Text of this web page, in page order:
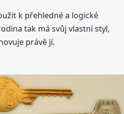
k přehledné a logické
tak má svůj vlastní styl,
právě jí.